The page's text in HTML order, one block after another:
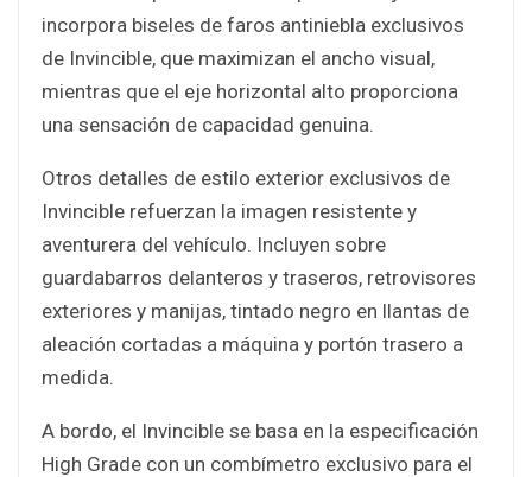
incorpora biseles de faros antiniebla exclusivos
de Invincible, que maximizan el ancho visual,
mientras que el eje horizontal alto proporciona
una sensación de capacidad genuina.
Otros detalles de estilo exterior exclusivos de
Invincible refuerzan la imagen resistente y
aventurera del vehículo. Incluyen sobre
guardabarros delanteros y traseros, retrovisores
exteriores y manijas, tintado negro en llantas de
aleación cortadas a máquina y portón trasero a
medida.
A bordo, el Invincible se basa en la especificación
High Grade con un combímetro exclusivo para el